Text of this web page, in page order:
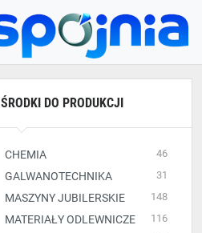
ŚRODKI DO PRODUKCJI
CHEMIA 46
GALWANOTECHNIKA 31
MASZYNY JUBILERSKIE 148
MATERIAŁY ODLEWNICZE 116